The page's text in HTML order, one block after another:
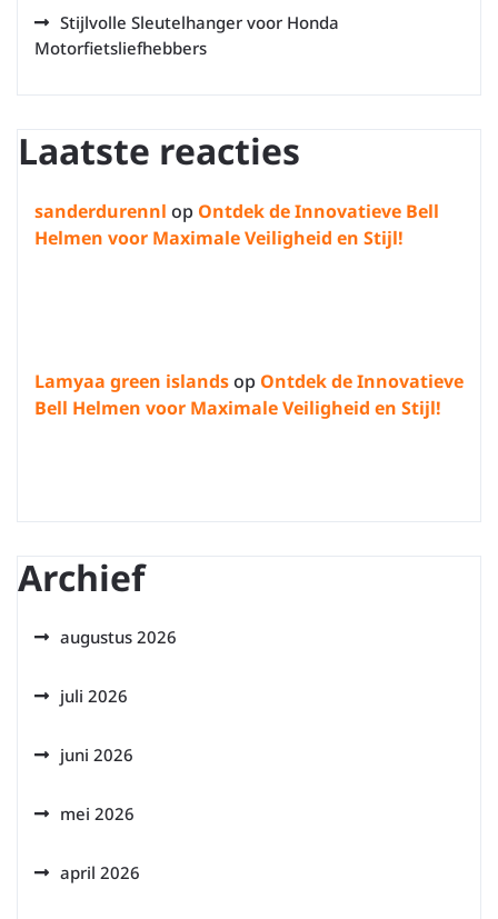
Stijlvolle Sleutelhanger voor Honda
Motorfietsliefhebbers
Laatste reacties
sanderdurennl op Ontdek de Innovatieve Bell
Helmen voor Maximale Veiligheid en Stijl!
Lamyaa green islandsop Ontdek de Innovatieve
Bell Helmen voor Maximale Veiligheid en Stijl!
Archief
augustus 2026
juli 2026
juni 2026
mei 2026
april 2026